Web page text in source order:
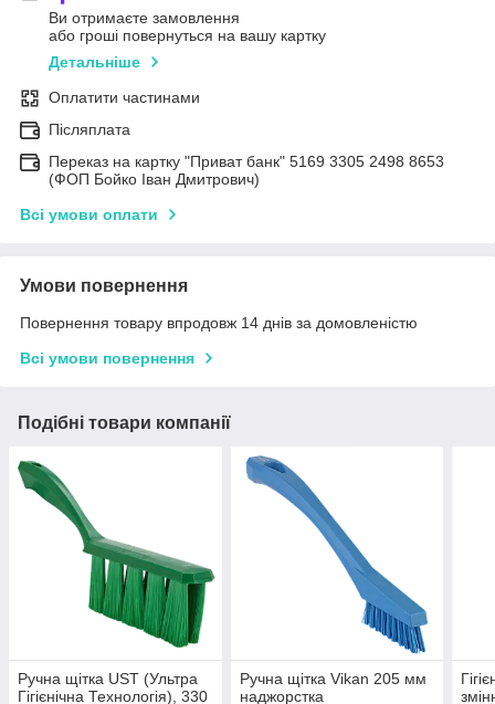
Ви отримаєте замовлення
або гроші повернуться на вашу картку
Детальніше
Оплатити частинами
Післяплата
Переказ на картку "Приват банк" 5169 3305 2498 8653
(ФОП Бойко Іван Дмитрович)
Всі умови оплати
Умови повернення
Повернення товару впродовж 14 днів за домовленістю
Всі умови повернення
Подібні товари компанії
Ручна щітка UST (Ультра
Гігієнічна Технологія), 330
Ручна щітка Vikan 205 мм
наджорстка